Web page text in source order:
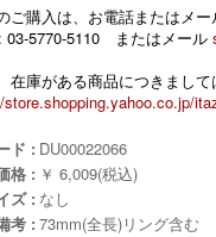
ご購入は、お電話またはメ
03-5770-5110 またはメール
在庫がある商品につきまし
store.shopping.yahoo.co.jp/
ド : DU00022066
格 : ￥ 6,009(税込)
ズ : なし
考 : 73mm(全長)リング含む